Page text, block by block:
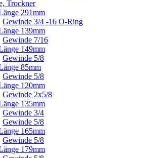
Trockner
291mm
Gewinde 3/4 -16 O-Ring
139mm
Gewinde 7/16
149mm
Gewinde 5/8
85mm
Gewinde 5/8
120mm
Gewinde 2x5/8
135mm
Gewinde 3/4
Gewinde 5/8
165mm
Gewinde 5/8
179mm